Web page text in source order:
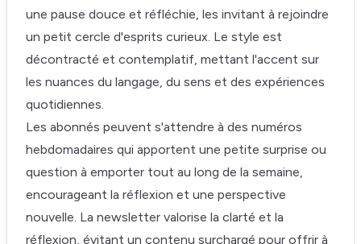
une pause douce et réfléchie, les invitant à rejoindre
un petit cercle d'esprits curieux. Le style est
décontracté et contemplatif, mettant l'accent sur
les nuances du langage, du sens et des expériences
quotidiennes.
Les abonnés peuvent s'attendre à des numéros
hebdomadaires qui apportent une petite surprise ou
question à emporter tout au long de la semaine,
encourageant la réflexion et une perspective
nouvelle. La newsletter valorise la clarté et la
réflexion, évitant un contenu surchargé pour offrir à